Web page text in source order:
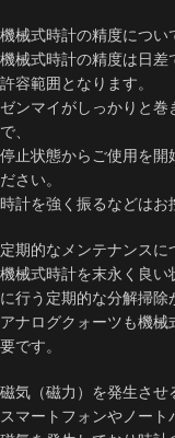
機械式時計の精度につい
機械式時計の精度は日
許容範囲となります。
ゼンマイがしっかりと
で、
停止状態からご使用を開
ださい。
時計を強く振るなどはお
定期的なメンテナンスに
機械式時計を末永く良い
に行う定期的な分解掃除
アナログクォーツも機
要です。
磁気（磁力）を発生さ
スマートフォンやノート